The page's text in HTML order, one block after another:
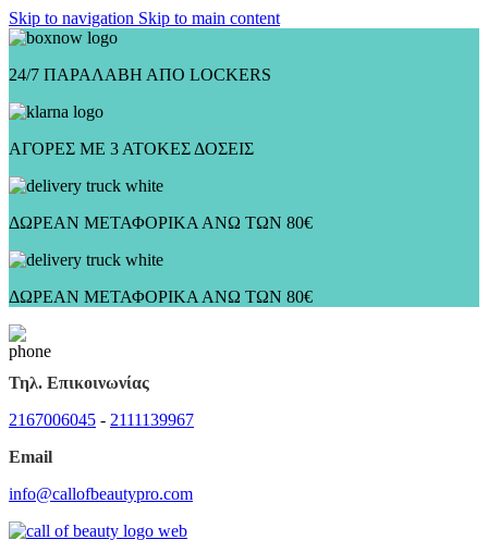
Skip to navigation Skip to main content
24/7 ΠΑΡΑΛΑΒΗ ΑΠΟ LOCKERS
ΑΓΟΡΕΣ ΜΕ 3 ΑΤΟΚΕΣ ΔΟΣΕΙΣ
ΔΩΡΕΑΝ ΜΕΤΑΦΟΡΙΚΑ ΑΝΩ ΤΩΝ 80€
ΔΩΡΕΑΝ ΜΕΤΑΦΟΡΙΚΑ ΑΝΩ ΤΩΝ 80€
Τηλ. Επικοινωνίας
2167006045 - 2111139967
Email
info@callofbeautypro.com